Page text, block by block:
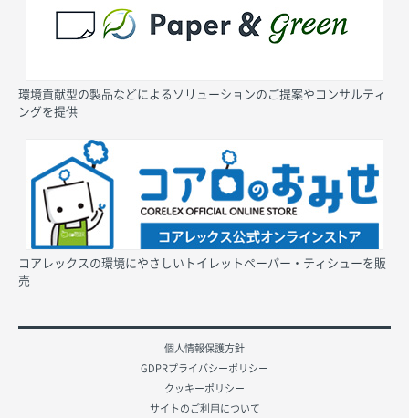
環境貢献型の製品などによるソリューションのご提案やコンサルティ
ングを提供
コアレックスの環境にやさしいトイレットペーパー・ティシューを販
売
個人情報保護方針
GDPRプライバシーポリシー
クッキーポリシー
サイトのご利用について